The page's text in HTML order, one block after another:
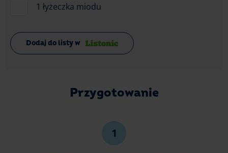
1 łyżeczka miodu
Dodaj do listy w
Przygotowanie